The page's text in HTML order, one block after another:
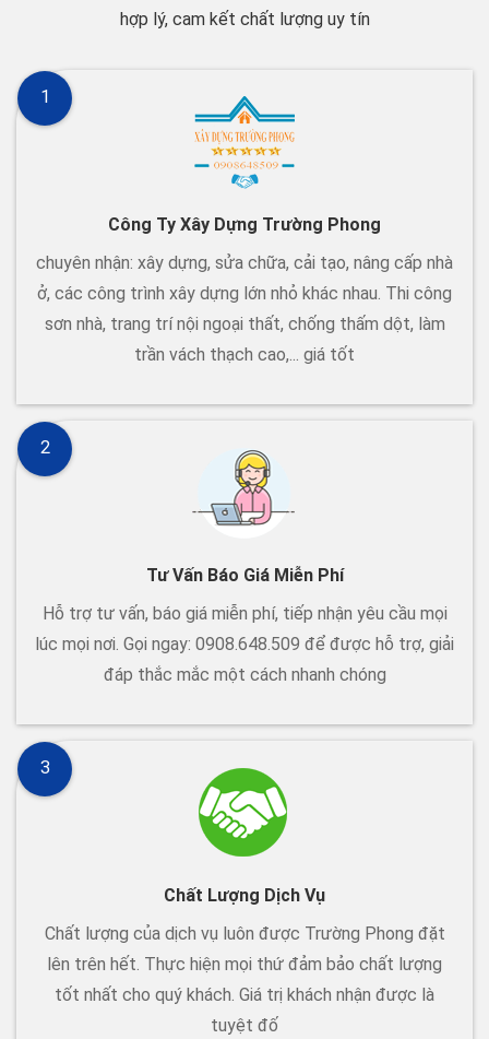
hợp lý, cam kết chất lượng uy tín
Công Ty Xây Dựng Trường Phong
chuyên nhận: xây dựng, sửa chữa, cải tạo, nâng cấp nhà
ở, các công trình xây dựng lớn nhỏ khác nhau. Thi công
sơn nhà, trang trí nội ngoại thất, chống thấm dột, làm
trần vách thạch cao,... giá tốt
1
Tư Vấn Báo Giá Miễn Phí
Hỗ trợ tư vấn, báo giá miễn phí, tiếp nhận yêu cầu mọi
lúc mọi nơi. Gọi ngay: 0908.648.509 để được hỗ trợ, giải
đáp thắc mắc một cách nhanh chóng
2
Chất Lượng Dịch Vụ
Chất lượng của dịch vụ luôn được Trường Phong đặt
lên trên hết. Thực hiện mọi thứ đảm bảo chất lượng
tốt nhất cho quý khách. Giá trị khách nhận được là
tuyệt đố
3